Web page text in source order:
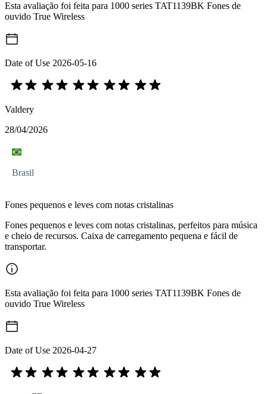
Esta avaliação foi feita para 1000 series TAT1139BK Fones de
ouvido True Wireless
Date of Use 2026-05-16
Valdery
28/04/2026
Brasil
Fones pequenos e leves com notas cristalinas
Fones pequenos e leves com notas cristalinas, perfeitos para música
e cheio de recursos. Caixa de carregamento pequena e fácil de
transportar.
Esta avaliação foi feita para 1000 series TAT1139BK Fones de
ouvido True Wireless
Date of Use 2026-04-27